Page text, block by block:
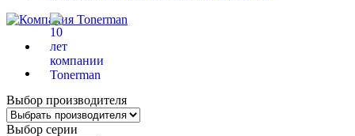
Выбор производителя
Выбор серии